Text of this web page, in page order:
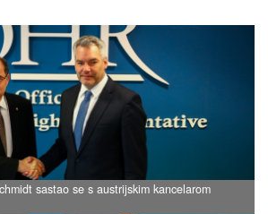
sastao se s austrijskim kancelarom